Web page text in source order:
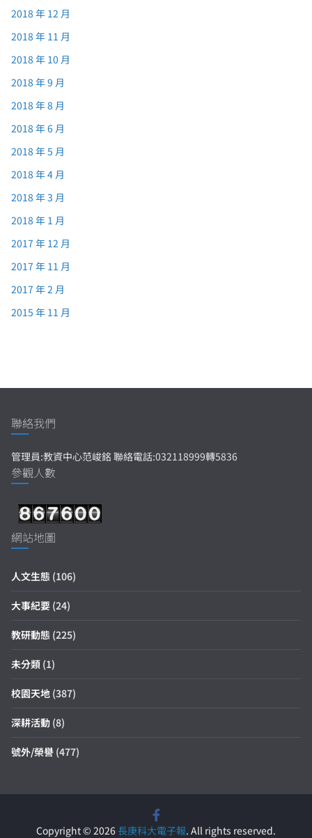
2018 年 12 月
2018 年 11 月
2018 年 10 月
2018 年 9 月
2018 年 8 月
2018 年 6 月
2018 年 5 月
2018 年 4 月
2018 年 3 月
2018 年 1 月
2017 年 12 月
2017 年 11 月
2017 年 2 月
2015 年 11 月
聯絡我們
管理員:教資中心范峻銘 聯絡電話:032118999轉5836
參觀人數
網站地圖
人文生態 (106)
大事紀要 (24)
教研動態 (225)
未分類 (1)
校園天地 (387)
深耕活動 (8)
號外/榮譽 (477)
Copyright © 2026長庚科大電子報. All rights reserved.